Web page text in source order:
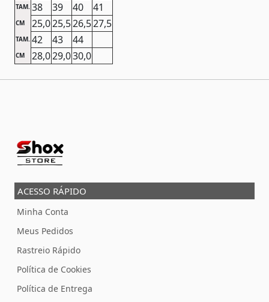
TAM. 38 39 40 41
CM 25,025,526,527,5
TAM. 42 43 44
CM 28,029,030,0
ACESSO RÁPIDO
Minha Conta
Meus Pedidos
Rastreio Rápido
Política de Cookies
Política de Entrega